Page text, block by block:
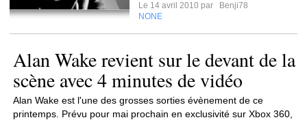
Le 14 avril 2010 par
Benji78
NONE
Alan Wake revient sur le devant de la
scène avec 4 minutes de vidéo
Alan Wake est l'une des grosses sorties évènement de ce
printemps. Prévu pour mai prochain en exclusivité sur Xbox 360,